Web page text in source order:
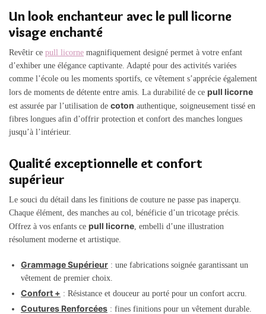
Un look enchanteur avec le pull licorne
visage enchanté
Revêtir ce pull licorne magnifiquement designé permet à votre enfant
d’exhiber une élégance captivante. Adapté pour des activités variées
comme l’école ou les moments sportifs, ce vêtement s’apprécie également
lors de moments de détente entre amis. La durabilité de ce pull licorne
est assurée par l’utilisation de coton authentique, soigneusement tissé en
fibres longues afin d’offrir protection et confort des manches longues
jusqu’à l’intérieur.
Qualité exceptionnelle et confort
supérieur
Le souci du détail dans les finitions de couture ne passe pas inaperçu.
Chaque élément, des manches au col, bénéficie d’un tricotage précis.
Offrez à vos enfants ce pull licorne, embelli d’une illustration
résolument moderne et artistique.
Grammage Supérieur : une fabrications soignée garantissant un
vêtement de premier choix.
Confort + : Résistance et douceur au porté pour un confort accru.
Coutures Renforcées : fines finitions pour un vêtement durable.